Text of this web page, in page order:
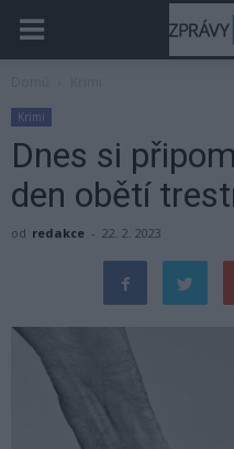
Krimi
Dnes si
den obětí
od redakce - 22. 2. 2023